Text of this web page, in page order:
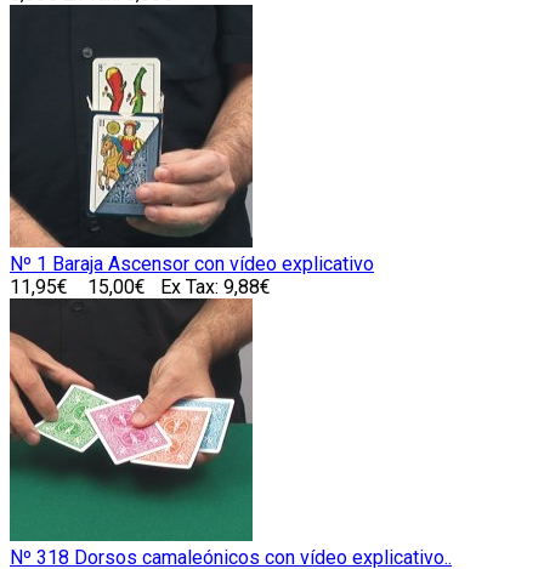
Nº 1 Baraja Ascensor con vídeo explicativo
11,95€
15,00€ Ex Tax: 9,88€
Nº 318 Dorsos camaleónicos con vídeo explicativo..